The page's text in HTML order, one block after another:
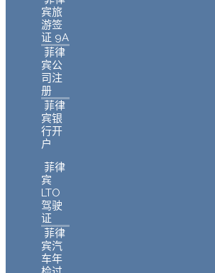
宾旅
游签
证 9A
菲律
宾公
司注
册
菲律
宾银
行开
户
菲律
宾
LTO
驾驶
证
菲律
宾汽
车年